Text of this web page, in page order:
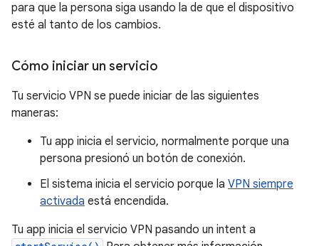
para que la persona siga usando la de que el dispositivo
esté al tanto de los cambios.
Cómo iniciar un servicio
Tu servicio VPN se puede iniciar de las siguientes
maneras:
Tu app inicia el servicio, normalmente porque una
persona presionó un botón de conexión.
El sistema inicia el servicio porque la VPN siempre
activada está encendida.
Tu app inicia el servicio VPN pasando un intent a